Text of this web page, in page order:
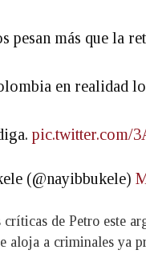
pesan más que la
en realidad
pic.twitter.com/
(@nayibbukele)
críticas de Petro este
aloja a criminales ya